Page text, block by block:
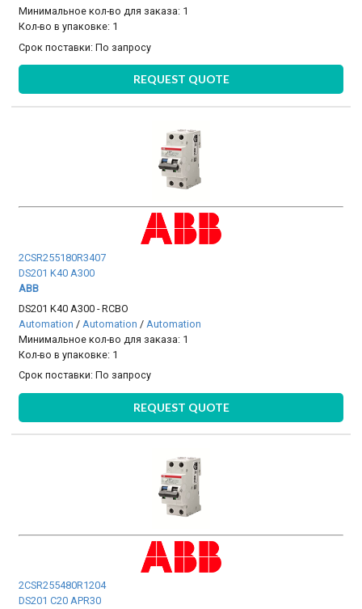
Минимальное кол-во для заказа: 1
Кол-во в упаковке: 1
Срок поставки:По запросу
REQUEST QUOTE
2CSR255180R3407
DS201 K40 A300
ABB
DS201 K40 A300 - RCBO
Automation / Automation / Automation
Минимальное кол-во для заказа: 1
Кол-во в упаковке: 1
Срок поставки:По запросу
REQUEST QUOTE
2CSR255480R1204
DS201 C20 APR30